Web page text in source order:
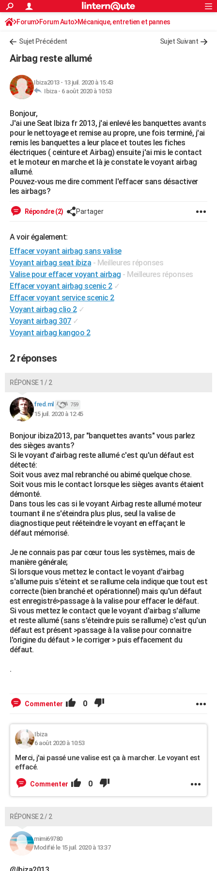
ACTUALITÉS
Politique
Société
Faits Divers
Education
Monde
Villes
+
Retraite
Impôts
Epargne
Immobilier
Risques naturels par ville
Banque
Assurance
Crédit
AUTO
HIGH-TECH
Mobiles
Meilleur smartphone
Internet
Ordinateurs
Jeux vidéo
Guide high-tech
+BRICOLAGE
Forum
Aménagement intérieur
Extérieur
Cuisine
Salle de bains
Jardinage
Rangement
WEEK-END
Guides de France
Escapades
Patrimoine
Expositions
Musées
Week-end nature
LIFESTYLE
Art de vivre
Bien-être
Loisirs
ModeModes de vie
SANTE
Alimentation
Guide de la santé
Maladies
Médicaments
Sommeil
VOYAGE
GUIDES D'ACHAT
BONS PLANS
CARTE DE VOEUX
Carte de Noël
Carte Bonne année
Carte Saint-Valentin
Carte Pâques
Carte d'anniversaire
DICTIONNAIRE
Dictionnaire
Biographies
Citations
Expressions
Proverbes
PROGRAMME TV
S'inscrire
Se connecter
Lycées
Collèges
Primaires
Universités
Entreprises
Service militaire
Avis de recherche
FORUM
Bricolage
Lifestyle
Culture
Sport
Auto
Television
Voyage
Cinema
Rechercher
S'inscrire
Connexion
Forum Forum Auto Mécanique, entretien et pannes
Sujet Précédent Sujet Suivant
Airbag reste allumé
Ibiza2013- 13 juil. 2020 à 15:43
Ibiza - 6 août 2020 à 10:53
Bonjour,
J'ai une Seat Ibiza fr 2013, j'ai enlevé les banquettes avants
pour le nettoyage et remise au propre, une fois terminé, j'ai
remis les banquettes a leur place et toutes les fiches
électriques ( ceinture et Airbag) ensuite j'ai mis le contact
et le moteur en marche et là je constate le voyant airbag
allumé.
Pouvez-vous me dire comment l'effacer sans désactiver
les airbags?
Répondre (2) Partager
A voir également:
Effacer voyant airbag sans valise
Voyant airbag seat ibiza - Meilleures réponses
Valise pour effacer voyant airbag - Meilleures réponses
Effacer voyant airbag scenic 2 ✓
Effacer voyant service scenic 2
Voyant airbag clio 2 ✓
Voyant airbag 307 ✓
Voyant airbag kangoo 2
2 réponses
RÉPONSE 1 / 2
fred.ml 759
15 juil. 2020 à 12:45
Bonjour ibiza2013, par "banquettes avants" vous parlez
des sièges avants?
Si le voyant d'airbag reste allumé c'est qu'un défaut est
détecté:
Soit vous avez mal rebranché ou abimé quelque chose.
Soit vous mis le contact lorsque les sièges avants étaient
démonté.
Dans tous les cas si le voyant Airbag reste allumé moteur
tournant il ne s'éteindra plus plus, seul la valise de
diagnostique peut rééteindre le voyant en effaçant le
défaut mémorisé.
Je ne connais pas par cœur tous les systèmes, mais de
manière générale;
Si lorsque vous mettez le contact le voyant d'airbag
s'allume puis s'éteint et se rallume cela indique que tout est
correcte (bien branché et opérationnel) mais qu'un défaut
est enregistré>passage à la valise pour effacer le défaut.
Si vous mettez le contact que le voyant d'airbag s'allume
et reste allumé (sans s'éteindre puis se rallume) c'est qu'un
défaut est présent >passage à la valise pour connaitre
l'origine du défaut > le corriger > puis effacement du
défaut.
.
Commenter 0
Ibiza
6 août 2020 à 10:53
Merci, j'ai passé une valise est ça à marcher. Le voyant est
effacé.
Commenter 0
RÉPONSE 2 / 2
mimi69780
Modifié le 15 juil. 2020 à 13:37